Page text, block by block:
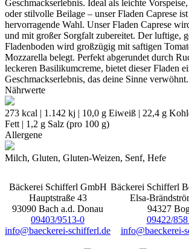
Geschmackserlebnis. Ideal als leichte
oder stilvolle Beilage – unser Fladen Caprese
hervorragende Wahl. Unser Fladen Caprese
und mit großer Sorgfalt zubereitet. Der luftige,
Fladenboden wird großzügig mit saftigen
Mozzarella belegt. Perfekt abgerundet durch
leckeren Basilikumcreme, bietet dieser Fladen
Geschmackserlebnis, das deine Sinne verwöhnt.
Nährwerte
273 kcal | 1.142 kj | 10,0 g Eiweiß | 22,4 g
Fett | 1,2 g Salz (pro 100 g)
Allergene
Milch, Gluten, Gluten-Weizen, Senf, Hefe
Bäckerei Schifferl GmbH
Hauptstraße 43
93090 Bach a.d. Donau
09403/9513-0
info@baeckerei-schifferl.de
Bäckerei Schifferl
Elsa-
94327
09422/
info@baeckerei-